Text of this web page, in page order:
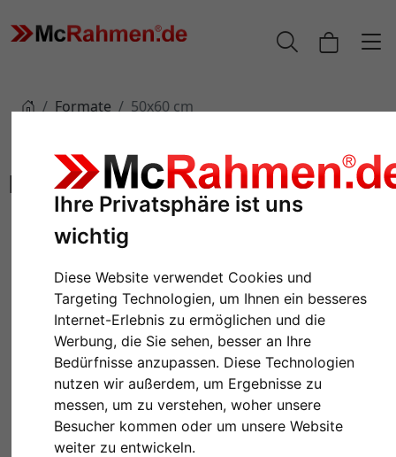
Ihre Privatsphäre ist uns
wichtig
Diese Website verwendet Cookies und
Targeting Technologien, um Ihnen ein besseres
Internet-Erlebnis zu ermöglichen und die
Werbung, die Sie sehen, besser an Ihre
Bedürfnisse anzupassen. Diese Technologien
nutzen wir außerdem, um Ergebnisse zu
messen, um zu verstehen, woher unsere
Besucher kommen oder um unsere Website
weiter zu entwickeln.
Formate 50x60 cm
Cliprahmen
ab 14,30 € *
Kunststoffrahmen ART
ab 22,20 € *